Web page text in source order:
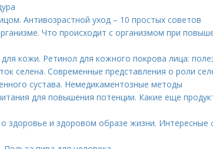
Антивозрастной уход – 10 простых советов
Что происходит с организмом при
кожи. Ретинол для кожного покрова лица:
селена. Современные представления о роли
сустава. Немедикаментозные методы
для повышения потенции. Какие еще
здоровье и здоровом образе жизни.